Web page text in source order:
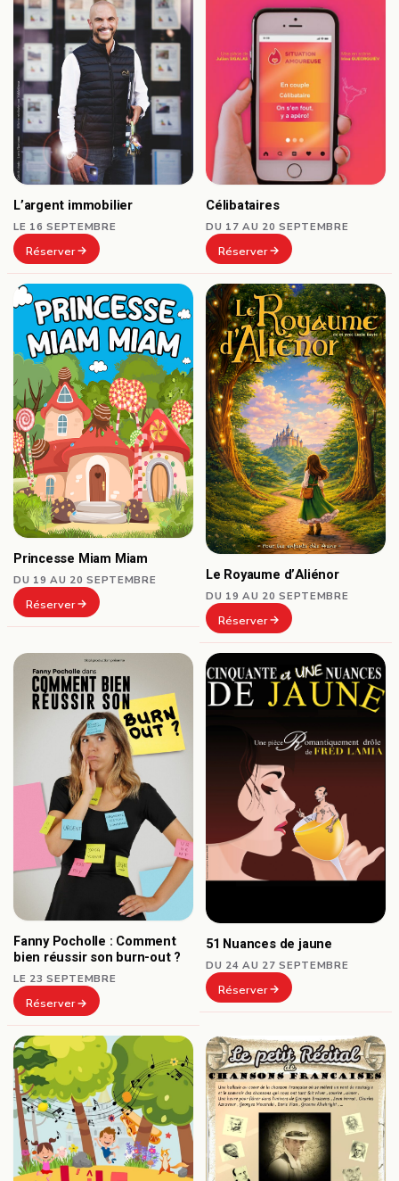
L’argent immobilier
LE 16 SEPTEMBRE
Réserver
Célibataires
DU 17 AU 20 SEPTEMBRE
Réserver
Princesse Miam Miam
DU 19 AU 20 SEPTEMBRE
Réserver
Le Royaume d’Aliénor
DU 19 AU 20 SEPTEMBRE
Réserver
Fanny Pocholle : Comment
bien réussir son burn-out ?
LE 23 SEPTEMBRE
Réserver
51 Nuances de jaune
DU 24 AU 27 SEPTEMBRE
Réserver